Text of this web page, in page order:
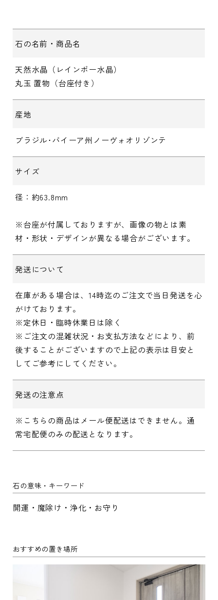
石の名前・商品名
天然水晶（レインボー水晶）
丸玉 置物（台座付き）
産地
ブラジル･バイーア州ノーヴォオリゾンテ
サイズ
径：約63.8mm
※台座が付属しておりますが、画像の物とは素
材・形状・デザインが異なる場合がございます。
発送について
在庫がある場合は、14時迄のご注文で当日発送を心
がけております。
※定休日・臨時休業日は除く
※ご注文の混雑状況・お支払方法などにより、前
後することがございますので上記の表示は目安と
してご参考にしてください。
発送の注意点
※こちらの商品はメール便配送はできません。通
常宅配便のみの配送となります。
石の意味・キーワード
開運・魔除け・浄化・お守り
おすすめの置き場所